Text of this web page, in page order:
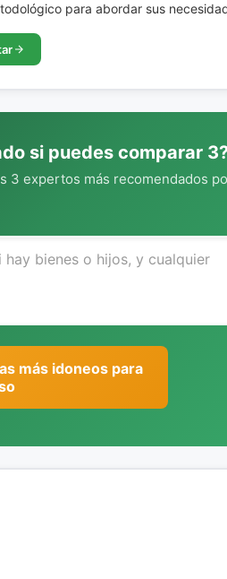
para abordar sus
si puedes comparar
3 expertos más recomendados
más idoneos para